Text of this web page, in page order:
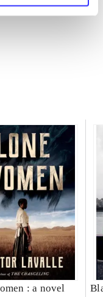
: a novel